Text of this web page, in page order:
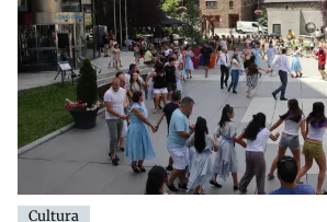
Cultura